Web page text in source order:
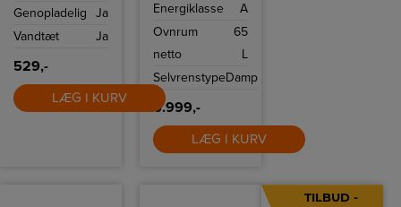
Genopladelig
Ja
Vandtæt
Ja
529,-
LÆG I KURV
keramisk
Brændeovnen
230 V udtag.
Energiklasse
A
Ovnrum
netto
65
L
SelvrenstypeDamp
6.999,-
LÆG I KURV
TILBUD -